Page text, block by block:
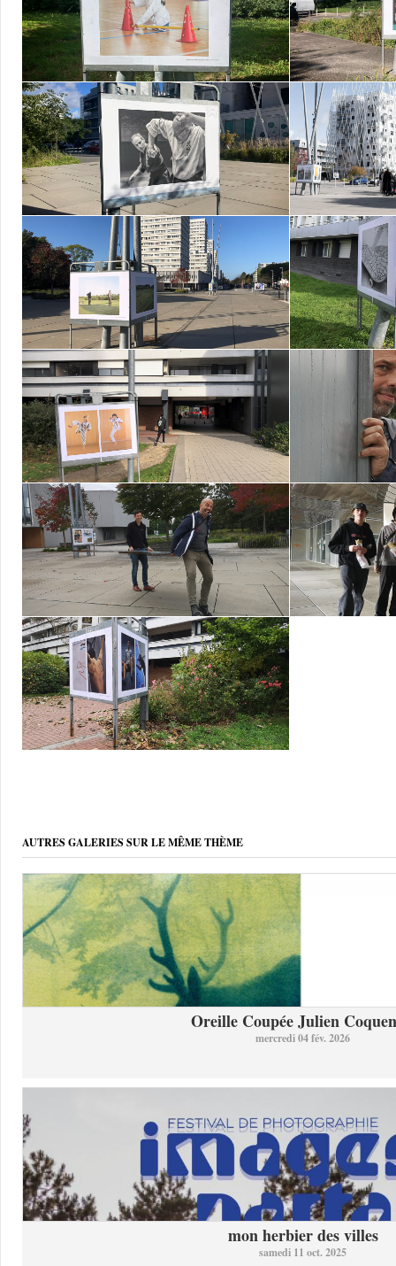
AUTRES GALERIES SUR LE MÊME THÈME
Oreille Coupée Julien
mercredi 04 fév. 2026
mon herbier des villes
samedi 11 oct. 2025